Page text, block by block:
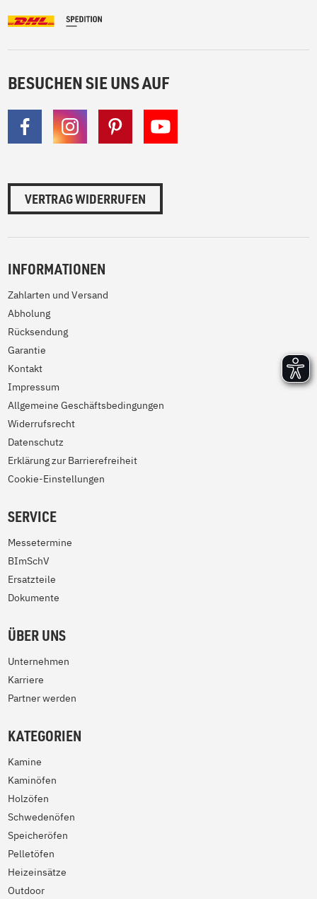
BESUCHEN SIE UNS AUF
VERTRAG WIDERRUFEN
INFORMATIONEN
Zahlarten und Versand
Abholung
Rücksendung
Garantie
Kontakt
Impressum
Allgemeine Geschäftsbedingungen
Widerrufsrecht
Datenschutz
Erklärung zur Barrierefreiheit
Cookie-Einstellungen
SERVICE
Messetermine
BImSchV
Ersatzteile
Dokumente
ÜBER UNS
Unternehmen
Karriere
Partner werden
KATEGORIEN
Kamine
Kaminöfen
Holzöfen
Schwedenöfen
Speicheröfen
Pelletöfen
Heizeinsätze
Outdoor